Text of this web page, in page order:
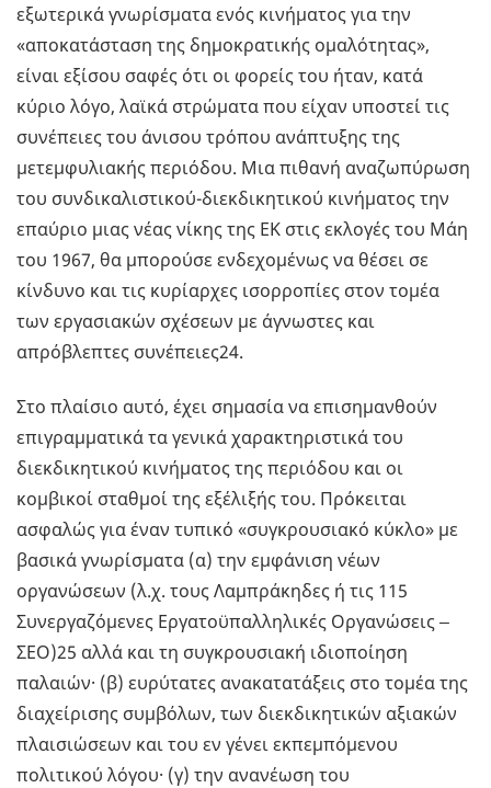
εξωτερικά γνωρίσματα ενός κινήματος για την
«αποκατάσταση της δημοκρατικής ομαλότητας»,
είναι εξίσου σαφές ότι οι φορείς του ήταν, κατά
κύριο λόγο, λαϊκά στρώματα που είχαν υποστεί τις
συνέπειες του άνισου τρόπου ανάπτυξης της
μετεμφυλιακής περιόδου. Μια πιθανή αναζωπύρωση
του συνδικαλιστικού-διεκδικητικού κινήματος την
επαύριο μιας νέας νίκης της ΕΚ στις εκλογές του Μάη
του 1967, θα μπορούσε ενδεχομένως να θέσει σε
κίνδυνο και τις κυρίαρχες ισορροπίες στον τομέα
των εργασιακών σχέσεων με άγνωστες και
απρόβλεπτες συνέπειες24.
Στο πλαίσιο αυτό, έχει σημασία να επισημανθούν
επιγραμματικά τα γενικά χαρακτηριστικά του
διεκδικητικού κινήματος της περιόδου και οι
κομβικοί σταθμοί της εξέλιξής του. Πρόκειται
ασφαλώς για έναν τυπικό «συγκρουσιακό κύκλο» με
βασικά γνωρίσματα (α) την εμφάνιση νέων
οργανώσεων (λ.χ. τους Λαμπράκηδες ή τις 115
Συνεργαζόμενες Εργατοϋπαλληλικές Οργανώσεις ‒
ΣΕΟ)25 αλλά και τη συγκρουσιακή ιδιοποίηση
παλαιών· (β) ευρύτατες ανακατατάξεις στο τομέα της
διαχείρισης συμβόλων, των διεκδικητικών αξιακών
πλαισιώσεων και του εν γένει εκπεμπόμενου
πολιτικού λόγου· (γ) την ανανέωση του